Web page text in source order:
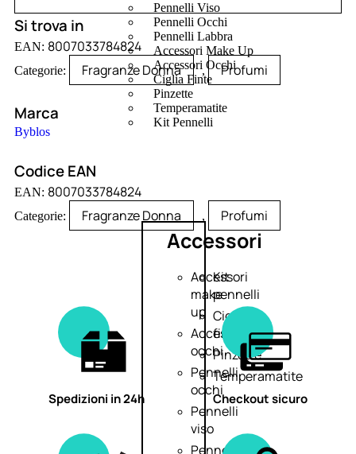
Pennelli Viso
Pennelli Occhi
Pennelli Labbra
Accessori Make Up
Accessori Occhi
Ciglia Finte
Pinzette
Temperamatite
Kit Pennelli
Accessori
Accessori
make
up
Accessori
occhi
Pennelli
occhi
Pennelli
viso
Pennelli
Kit
pennelli
Ciglia
finte
Pinzette
Temperamatite
Si trova in
EAN: 8007033784824
Categorie: Fragranze Donna , Profumi
Marca
Byblos
Codice EAN
EAN: 8007033784824
Categorie: Fragranze Donna , Profumi
Spedizioni in 24h Checkout sicuro